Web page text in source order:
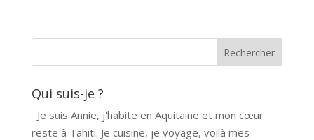
Qui suis-je ?
Je suis Annie, j'habite en Aquitaine et mon cœur
reste à Tahiti. Je cuisine, je voyage, voilà mes